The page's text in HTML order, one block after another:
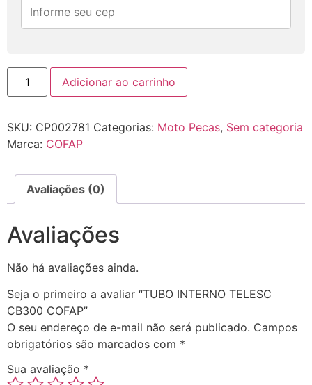
Adicionar ao carrinho
SKU: CP002781 Categorias: Moto Pecas, Sem categoria
Marca: COFAP
Avaliações (0)
Avaliações
Não há avaliações ainda.
Seja o primeiro a avaliar “TUBO INTERNO TELESC
CB300 COFAP”
O seu endereço de e-mail não será publicado. Campos
obrigatórios são marcados com *
Sua avaliação *